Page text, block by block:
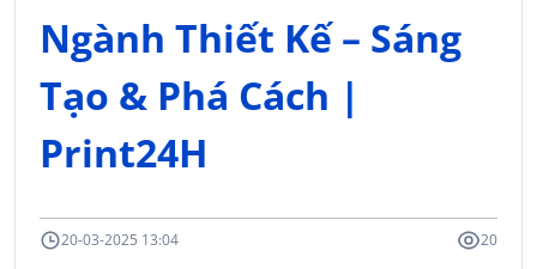
Ngành Thiết Kế – Sáng
Tạo & Phá Cách |
Print24H
20-03-2025 13:04 20